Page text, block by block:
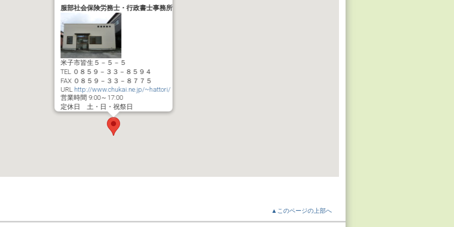
服部社会保険労務士・行政書士事務所
米子市皆生５－５－５
TEL ０８５９－３３－８５９４
FAX ０８５９－３３－８７７５
URL http://www.chukai.ne.jp/~hattori/
営業時間 9:00～17:00
定休日 土・日・祝祭日
▲このページの上部へ